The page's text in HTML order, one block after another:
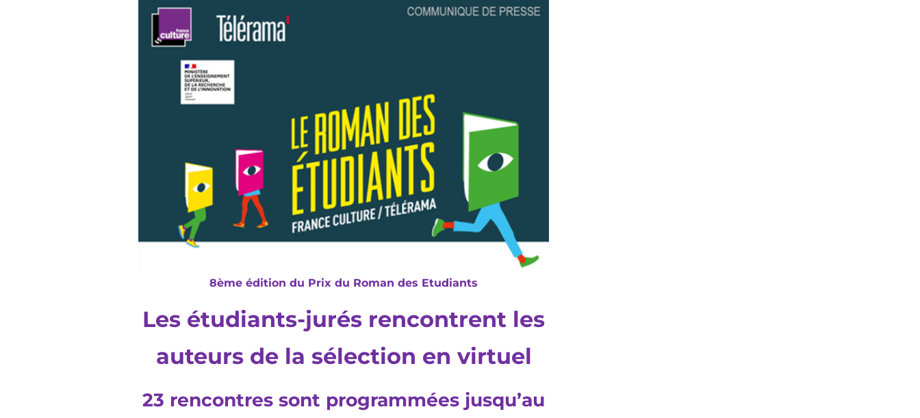
8ème édition du Prix du Roman des Etudiants
Les étudiants-jurés rencontrent les
auteurs de la sélection en virtuel
23 rencontres sont programmées jusqu’au